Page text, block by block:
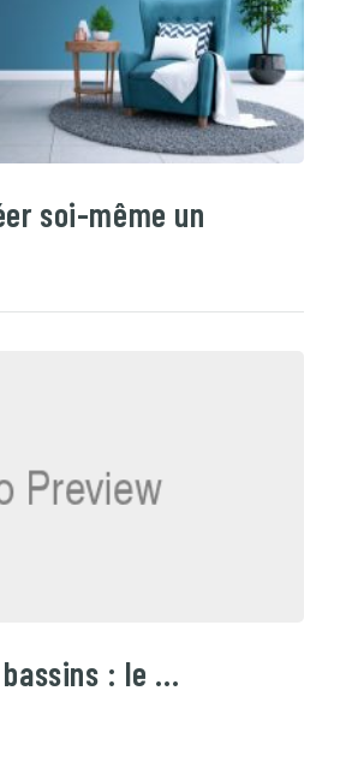
soi-même un
: le …